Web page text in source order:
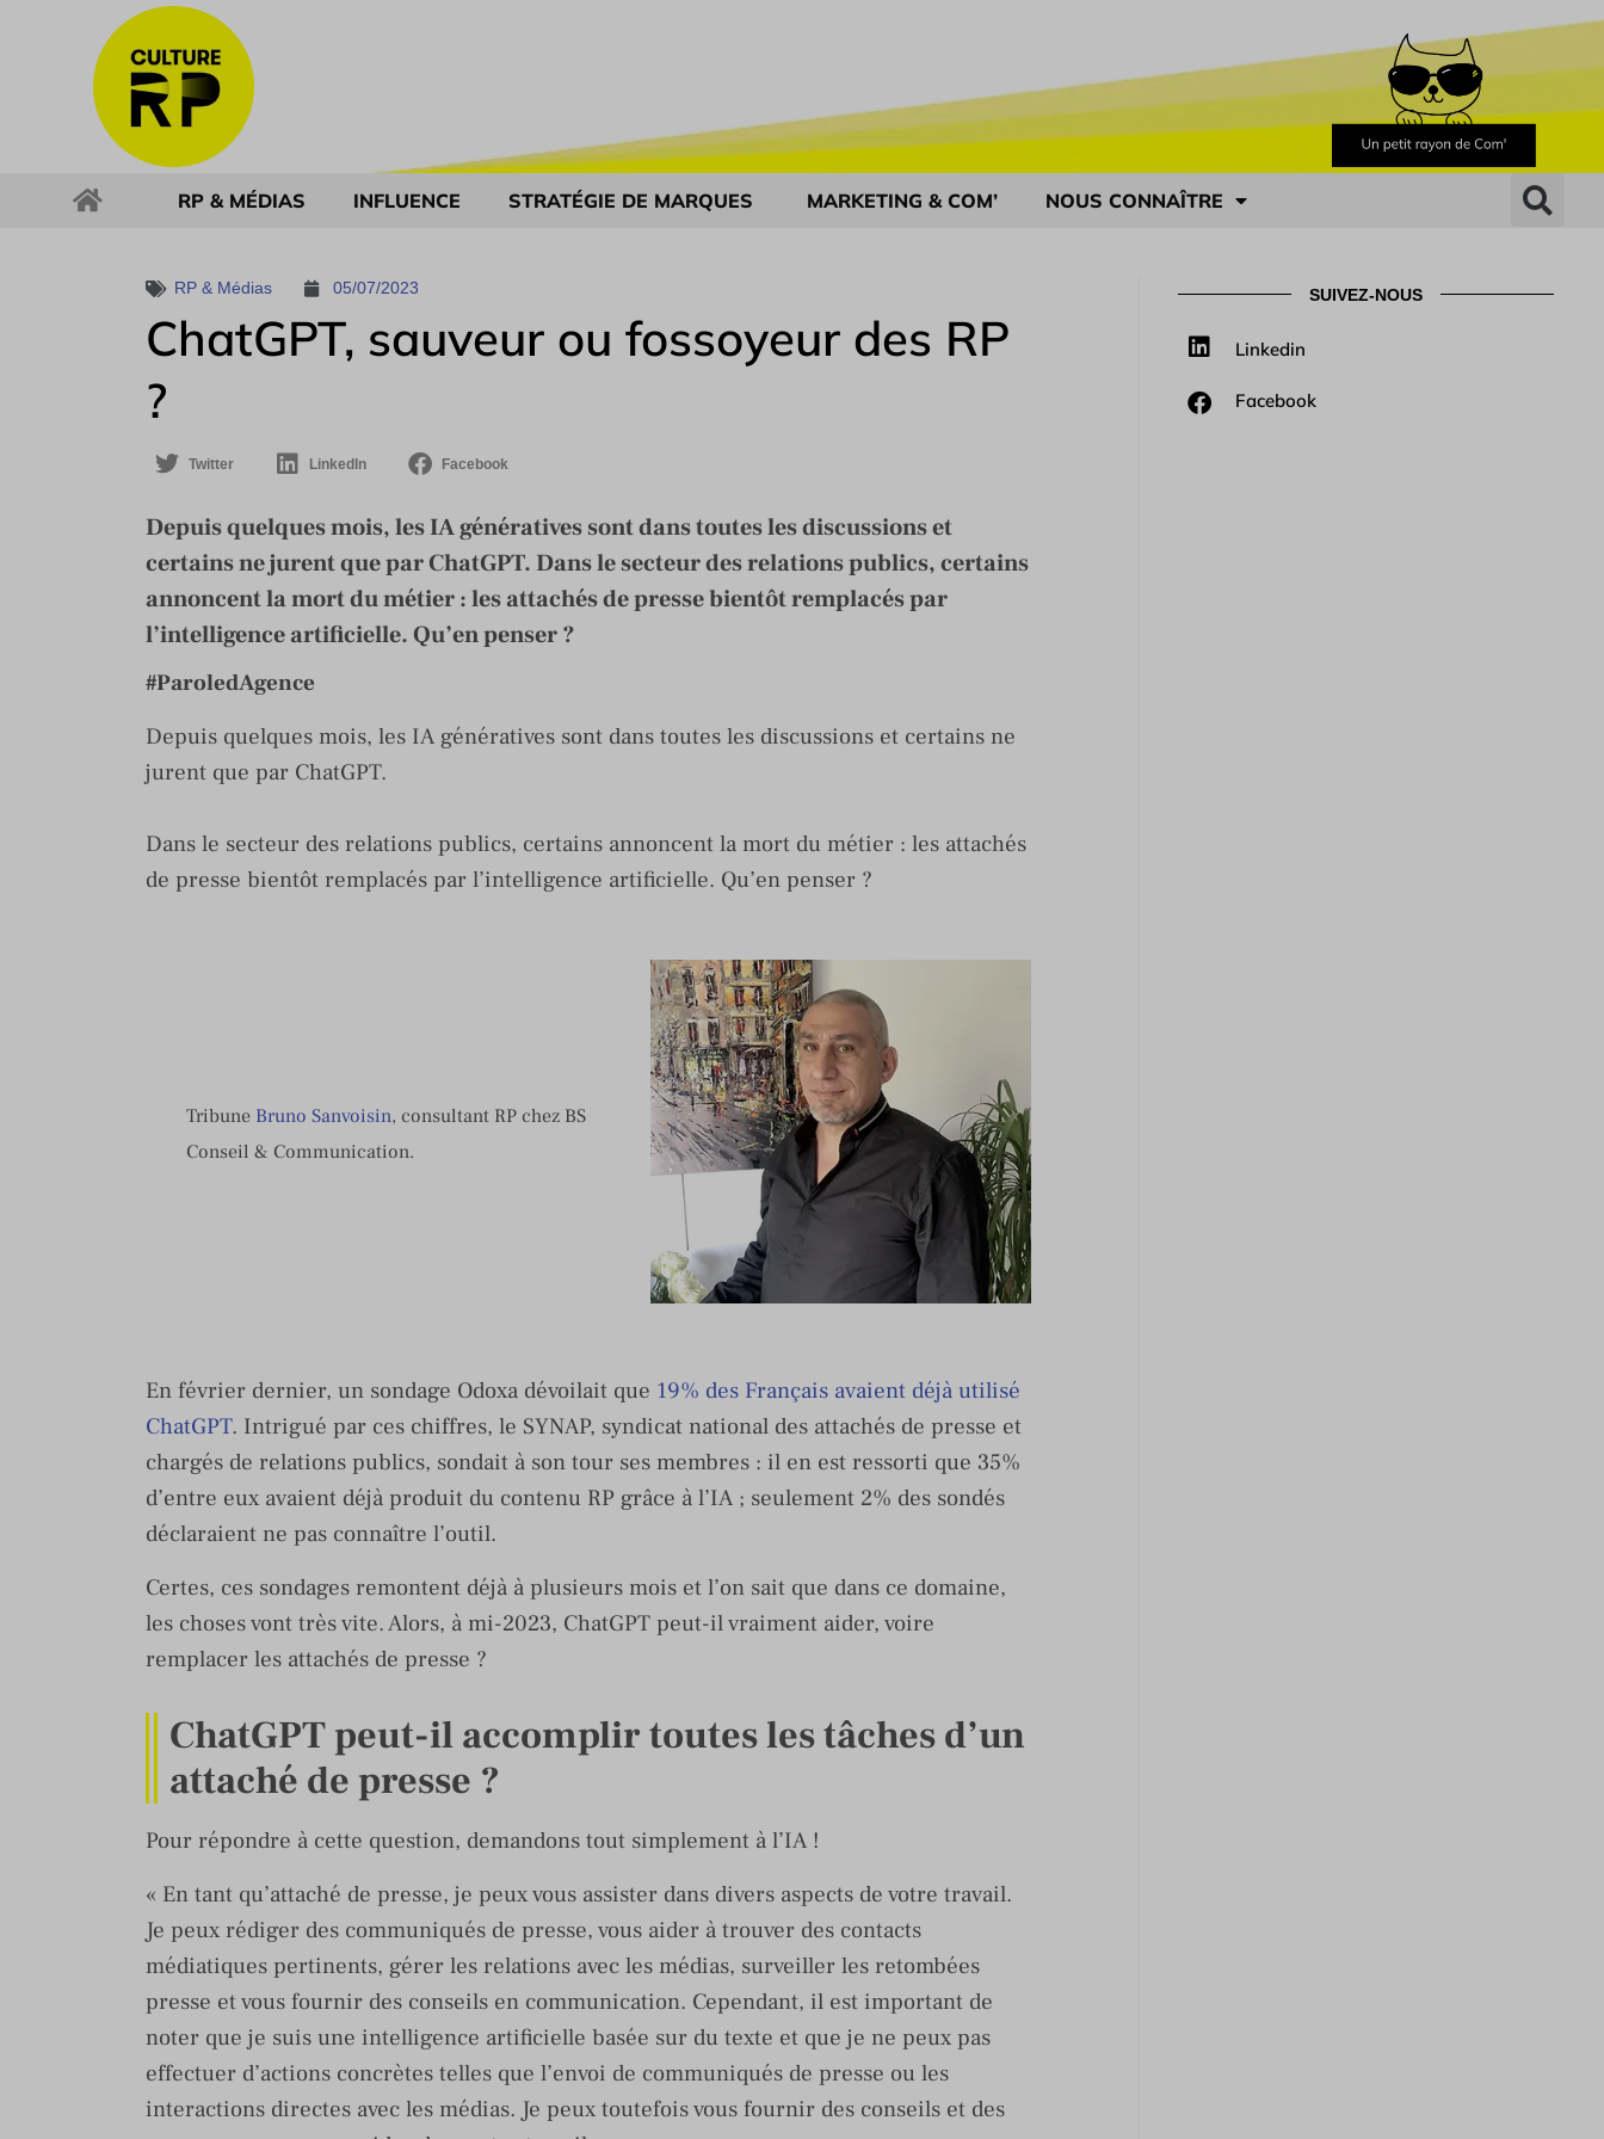
RP & MÉDIAS INFLUENCE STRATÉGIE DE MARQUES MARKETING & COM’ NOUS CONNAÎTRE
RP & Médias 05/07/2023
ChatGPT, sauveur ou fossoyeur des RP
?
Twitter LinkedIn Facebook
Depuis quelques mois, les IA génératives sont dans toutes les discussions et
certains ne jurent que par ChatGPT. Dans le secteur des relations publics, certains
annoncent la mort du métier : les attachés de presse bientôt remplacés par
l’intelligence artificielle. Qu’en penser ?
#ParoledAgence
Depuis quelques mois, les IA génératives sont dans toutes les discussions et certains ne
jurent que par ChatGPT.
Dans le secteur des relations publics, certains annoncent la mort du métier : les attachés
de presse bientôt remplacés par l’intelligence artificielle. Qu’en penser ?
Tribune Bruno Sanvoisin, consultant RP chez BS
Conseil & Communication.
En février dernier, un sondage Odoxa dévoilait que 19% des Français avaient déjà utilisé
ChatGPT. Intrigué par ces chiffres, le SYNAP, syndicat national des attachés de presse et
chargés de relations publics, sondait à son tour ses membres : il en est ressorti que 35%
d’entre eux avaient déjà produit du contenu RP grâce à l’IA ; seulement 2% des sondés
déclaraient ne pas connaître l’outil.
Certes, ces sondages remontent déjà à plusieurs mois et l’on sait que dans ce domaine,
les choses vont très vite. Alors, à mi-2023, ChatGPT peut-il vraiment aider, voire
remplacer les attachés de presse ?
ChatGPT peut-il accomplir toutes les tâches d’un
attaché de presse ?
Pour répondre à cette question, demandons tout simplement à l’IA !
« En tant qu’attaché de presse, je peux vous assister dans divers aspects de votre travail.
Je peux rédiger des communiqués de presse, vous aider à trouver des contacts
médiatiques pertinents, gérer les relations avec les médias, surveiller les retombées
presse et vous fournir des conseils en communication. Cependant, il est important de
noter que je suis une intelligence artificielle basée sur du texte et que je ne peux pas
effectuer d’actions concrètes telles que l’envoi de communiqués de presse ou les
interactions directes avec les médias. Je peux toutefois vous fournir des conseils et des
SUIVEZ-NOUS
Linkedin
Facebook